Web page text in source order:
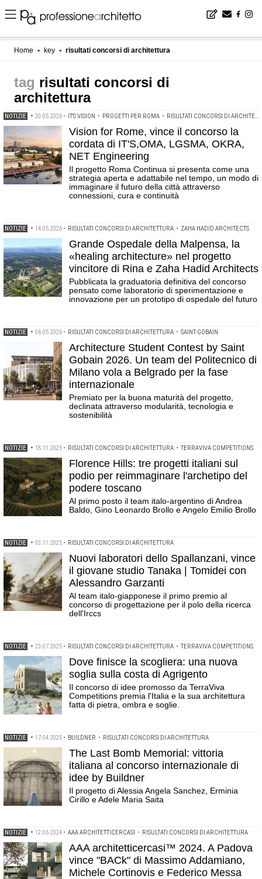
Home ▪ key ▪ risultati concorsi di architettura
risultati concorsi di
architettura
NOTIZIE • 20.05.2026 • IT'S VISION • PROGETTI PER ROMA • RISULTATI CONCORSI DI ARCHITETTURA
Vision for Rome, vince il concorso la
cordata di IT'S,OMA, LGSMA, OKRA,
NET Engineering
Il progetto Roma Continua si presenta come una
strategia aperta e adattabile nel tempo, un modo di
immaginare il futuro della città attraverso
connessioni, cura e continuità
NOTIZIE • 14.05.2026 • RISULTATI CONCORSI DI ARCHITETTURA • ZAHA HADID ARCHITECTS
Grande Ospedale della Malpensa, la
«healing architecture» nel progetto
vincitore di Rina e Zaha Hadid Architects
Pubblicata la graduatoria definitiva del concorso
pensato come laboratorio di sperimentazione e
innovazione per un prototipo di ospedale del futuro
NOTIZIE • 06.05.2026 • RISULTATI CONCORSI DI ARCHITETTURA • SAINT-GOBAIN
Architecture Student Contest by Saint
Gobain 2026. Un team del Politecnico di
Milano vola a Belgrado per la fase
internazionale
Premiato per la buona maturità del progetto,
declinata attraverso modularità, tecnologia e
sostenibilità
NOTIZIE • 18.11.2025 • RISULTATI CONCORSI DI ARCHITETTURA • TERRAVIVA COMPETITIONS
Florence Hills: tre progetti italiani sul
podio per reimmaginare l'archetipo del
podere toscano
Al primo posto il team italo-argentino di Andrea
Baldo, Gino Leonardo Brollo e Angelo Emilio Brollo
NOTIZIE • 03.11.2025 • RISULTATI CONCORSI DI ARCHITETTURA
Nuovi laboratori dello Spallanzani, vince
il giovane studio Tanaka | Tomidei con
Alessandro Garzanti
Al team italo-giapponese il primo premio al
concorso di progettazione per il polo della ricerca
dell'Irccs
NOTIZIE • 23.07.2025 • RISULTATI CONCORSI DI ARCHITETTURA • TERRAVIVA COMPETITIONS
Dove finisce la scogliera: una nuova
soglia sulla costa di Agrigento
Il concorso di idee promosso da TerraViva
Competitions premia l'Italia e la sua architettura
fatta di pietra, ombra e soglie.
NOTIZIE • 17.04.2025 • BUILDNER • RISULTATI CONCORSI DI ARCHITETTURA
The Last Bomb Memorial: vittoria
italiana al concorso internazionale di
idee by Buildner
Il progetto di Alessia Angela Sanchez, Erminia
Cirillo e Adele Maria Saita
NOTIZIE • 12.06.2024 • AAA ARCHITETTICERCASI • RISULTATI CONCORSI DI ARCHITETTURA
AAA architetticercasi™ 2024. A Padova
vince "BACk" di Massimo Addamiano,
Michele Cortinovis e Federico Messa